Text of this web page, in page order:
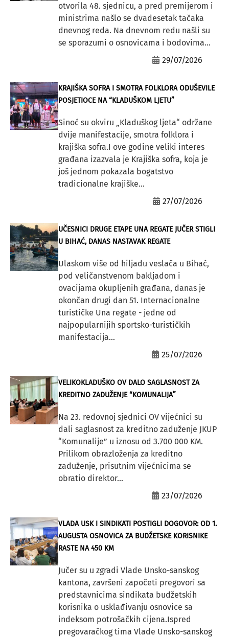
otvorila 48. sjednicu, a pred premijerom i
ministrima našlo se dvadesetak tačaka
dnevnog reda. Na dnevnom redu našli su
se sporazumi o osnovicama i bodovima...
29/07/2026
KRAJIŠKA SOFRA I SMOTRA FOLKLORA ODUŠEVILE
POSJETIOCE NA “KLADUŠKOM LJETU”
Sinoć su okviru „Kladuškog ljeta“ održane
dvije manifestacije, smotra folklora i
krajiška sofra.I ove godine veliki interes
građana izazvala je Krajiška sofra, koja je
još jednom pokazala bogatstvo
tradicionalne krajiške...
27/07/2026
UČESNICI DRUGE ETAPE UNA REGATE JUČER STIGLI
U BIHAĆ, DANAS NASTAVAK REGATE
Ulaskom više od hiljadu veslača u Bihać,
pod veličanstvenom bakljadom i
ovacijama okupljenih građana, danas je
okončan drugi dan 51. Internacionalne
turističke Una regate - jedne od
najpopularnijih sportsko-turističkih
manifestacija...
25/07/2026
VELIKOKLADUŠKO OV DALO SAGLASNOST ZA
KREDITNO ZADUŽENJE “KOMUNALIJA”
Na 23. redovnoj sjednici OV vijećnici su
dali saglasnost za kreditno zaduženje JKUP
“Komunalije” u iznosu od 3.700 000 KM.
Prilikom obrazloženja za kreditno
zaduženje, prisutnim vijećnicima se
obratio direktor...
23/07/2026
VLADA USK I SINDIKATI POSTIGLI DOGOVOR: OD 1.
AUGUSTA OSNOVICA ZA BUDŽETSKE KORISNIKE
RASTE NA 450 KM
Jučer su u zgradi Vlade Unsko-sanskog
kantona, završeni započeti pregovori sa
predstavnicima sindikata budžetskih
korisnika o usklađivanju osnovice sa
indeksom potrošačkih cijena.Ispred
pregovaračkog tima Vlade Unsko-sanskog